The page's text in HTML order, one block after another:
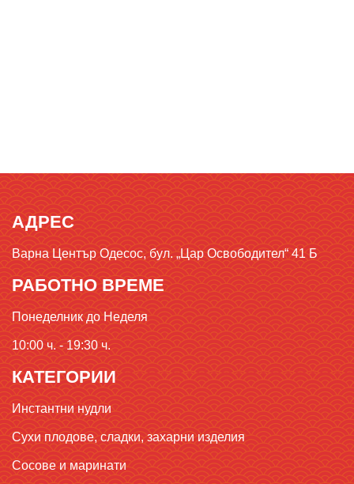
АДРЕС
Варна Център Одесос, бул. „Цар Освободител“ 41 Б
РАБОТНО ВРЕМЕ
Понеделник до Неделя
10:00 ч. - 19:30 ч.
КАТЕГОРИИ
Инстантни нудли
Сухи плодове, сладки, захарни изделия
Сосове и маринати